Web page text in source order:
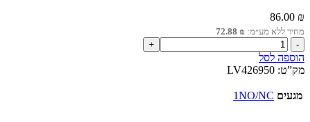
86.00 ₪
מחיר ללא מע״מ: 72.88 ₪
כמות
של
מגע
רגיל
הוספה לסל
מק”ט: LV426950
מגעים 1NO/NC